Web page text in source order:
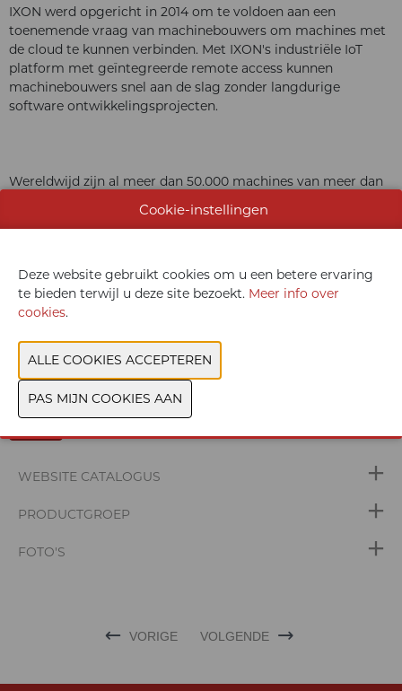
IXON werd opgericht in 2014 om te voldoen aan een
toenemende vraag van machinebouwers om machines met
de cloud te kunnen verbinden. Met IXON's industriële IoT
platform met geïntegreerde remote access kunnen
machinebouwers snel aan de slag zonder langdurige
software ontwikkelingsprojecten.
Wereldwijd zijn al meer dan 50.000 machines van meer dan
machinebouwers helpen slagen in hun overgang van het
WEBSITE CATALOGUS
PRODUCTGROEP
FOTO'S
VORIGE VOLGENDE
Cookie-instellingen
Deze website gebruikt cookies om u een betere ervaring
te bieden terwijl u deze site bezoekt. Meer info over
cookies.